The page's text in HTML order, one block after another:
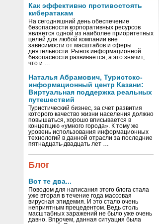
Как эффективно противостоять
кибератакам
На сегодняшний день обеспечение
безопасности корпоративных ресурсов
является одной из наиболее приоритетных
целей для любой компании вне
зависимости от масштабов и сферы
деятельности. Рынок информационной
безопасности развивается, а это значит,
что и …
Наталья Абрамович, Туристско-
информационный центр Казани:
Виртуальная поддержка реальных
путешествий
Туристический бизнес, за счет развития
которого качество жизни населения должно
повышаться, хорошо вписывается в
концепцию «умного города». К тому же
уровень использования информационных
технологий в данной отрасли за последние
пятнадцать-двадцать лет …
Блог
Вот те два...
Поводом для написания этого блога стала
уже вторая в течение года массовая
вирусная эпидемия. И это стало очень
неприятным прецедентом. Ведь столь
масштабных заражений не было уже очень
давно. Впрочем, данная ситуация была